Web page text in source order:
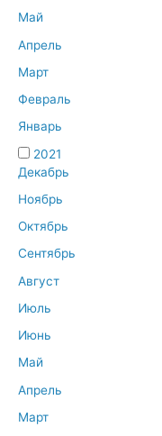
Май
Апрель
Март
Февраль
Январь
2021
Декабрь
Ноябрь
Октябрь
Сентябрь
Август
Июль
Июнь
Май
Апрель
Март